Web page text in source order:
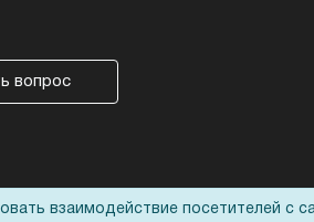
вопрос
взаимодействие посетителей с